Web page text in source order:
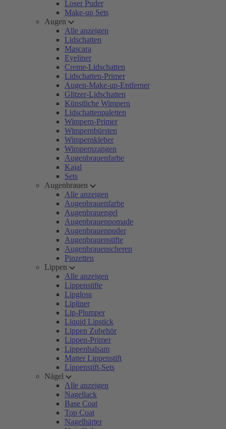
Loser Puder
Make-up Sets
Augen
Alle anzeigen
Lidschatten
Mascara
Eyeliner
Creme-Lidschatten
Lidschatten-Primer
Augen-Make-up-Entferner
Glitzer-Lidschatten
Künstliche Wimpern
Lidschattenpaletten
Wimpern-Primer
Wimpernbürsten
Wimpernkleber
Wimpernzangen
Augenbrauenfarbe
Kajal
Sets
Augenbrauen
Alle anzeigen
Augenbrauenfarbe
Augenbrauengel
Augenbrauenpomade
Augenbrauenpuder
Augenbrauenstifte
Augenbrauenscheren
Pinzetten
Lippen
Alle anzeigen
Lippenstifte
Lipgloss
Lipliner
Lip-Plumper
Liquid Lipstick
Lippen Zubehör
Lippen-Primer
Lippenbalsam
Matter Lippenstift
Lippenstift-Sets
Nägel
Alle anzeigen
Nagellack
Base Coat
Top Coat
Nagelhärter